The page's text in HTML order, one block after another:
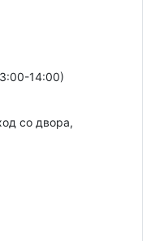
14:00)
со двора,